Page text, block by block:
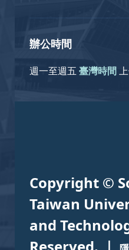
辦公時間
週一至週五 臺灣時間
Copyright ©
Taiwan
and